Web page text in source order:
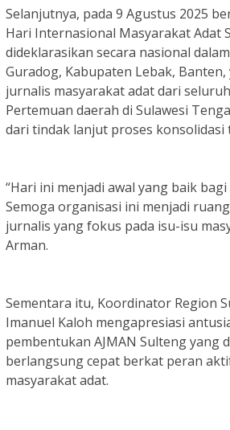
Selanjutnya, pada 9 Agustus 2025
Hari Internasional Masyarakat Adat
dideklarasikan secara nasional
Guradog, Kabupaten Lebak,
jurnalis masyarakat adat dari
Pertemuan daerah di Sulawesi
dari tindak lanjut proses konsolidasi
“Hari ini menjadi awal yang baik bagi
Semoga organisasi ini menjadi
jurnalis yang fokus pada isu-isu
Arman.
Sementara itu, Koordinator Region
Imanuel Kaloh mengapresiasi
pembentukan AJMAN Sulteng yang
berlangsung cepat berkat peran
masyarakat adat.